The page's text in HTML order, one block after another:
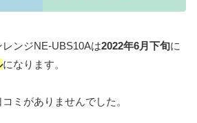
ンジNE-UBS10Aは2022年6月下旬に
になります。
ミがありませんでした。